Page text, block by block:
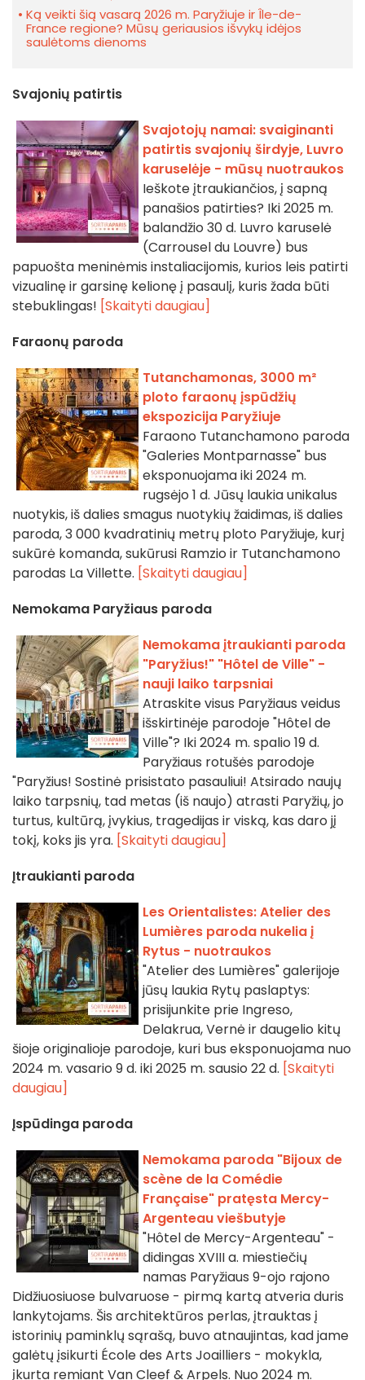
Ką veikti šią vasarą 2026 m. Paryžiuje ir Île-de-
France regione? Mūsų geriausios išvykų idėjos
saulėtoms dienoms
Svajonių patirtis
Svajotojų namai: svaiginanti
patirtis svajonių širdyje, Luvro
karuselėje - mūsų nuotraukos
Ieškote įtraukiančios, į sapną
panašios patirties? Iki 2025 m.
balandžio 30 d. Luvro karuselė
(Carrousel du Louvre) bus
papuošta meninėmis instaliacijomis, kurios leis patirti
vizualinę ir garsinę kelionę į pasaulį, kuris žada būti
stebuklingas! [Skaityti daugiau]
Faraonų paroda
Tutanchamonas, 3000 m²
ploto faraonų įspūdžių
ekspozicija Paryžiuje
Faraono Tutanchamono paroda
"Galeries Montparnasse" bus
eksponuojama iki 2024 m.
rugsėjo 1 d. Jūsų laukia unikalus
nuotykis, iš dalies smagus nuotykių žaidimas, iš dalies
paroda, 3 000 kvadratinių metrų ploto Paryžiuje, kurį
sukūrė komanda, sukūrusi Ramzio ir Tutanchamono
parodas La Villette. [Skaityti daugiau]
Nemokama Paryžiaus paroda
Nemokama įtraukianti paroda
"Paryžius!" "Hôtel de Ville" -
nauji laiko tarpsniai
Atraskite visus Paryžiaus veidus
išskirtinėje parodoje "Hôtel de
Ville"? Iki 2024 m. spalio 19 d.
Paryžiaus rotušės parodoje
"Paryžius! Sostinė prisistato pasauliui! Atsirado naujų
laiko tarpsnių, tad metas (iš naujo) atrasti Paryžių, jo
turtus, kultūrą, įvykius, tragedijas ir viską, kas daro jį
tokį, koks jis yra. [Skaityti daugiau]
Įtraukianti paroda
Les Orientalistes: Atelier des
Lumières paroda nukelia į
Rytus - nuotraukos
"Atelier des Lumières" galerijoje
jūsų laukia Rytų paslaptys:
prisijunkite prie Ingreso,
Delakrua, Vernė ir daugelio kitų
šioje originalioje parodoje, kuri bus eksponuojama nuo
2024 m. vasario 9 d. iki 2025 m. sausio 22 d. [Skaityti
daugiau]
Įspūdinga paroda
Nemokama paroda "Bijoux de
scène de la Comédie
Française" pratęsta Mercy-
Argenteau viešbutyje
"Hôtel de Mercy-Argenteau" -
didingas XVIII a. miestiečių
namas Paryžiaus 9-ojo rajono
Didžiuosiuose bulvaruose - pirmą kartą atveria duris
lankytojams. Šis architektūros perlas, įtrauktas į
istorinių paminklų sąrašą, buvo atnaujintas, kad jame
galėtų įsikurti École des Arts Joailliers - mokykla,
įkurta remiant Van Cleef & Arpels. Nuo 2024 m.